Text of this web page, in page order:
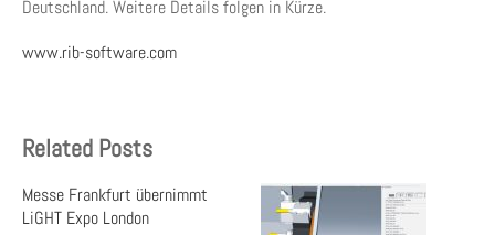
Deutschland. Weitere Details folgen in Kürze.
www.rib-software.com
Related Posts
Messe Frankfurt übernimmt
LiGHT Expo London